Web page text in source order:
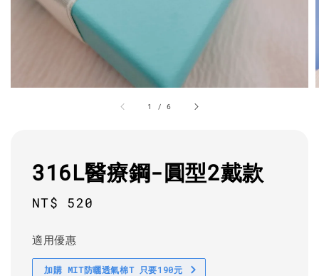
1 /6
316L醫療鋼-圓型2戴款
Regular
NT$ 520
適用優惠
加購 MIT防曬透氣棉T 只要190元